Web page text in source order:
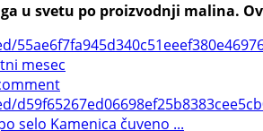
u svetu po proizvodnji malina.
mesec
selo Kamenica čuveno ...